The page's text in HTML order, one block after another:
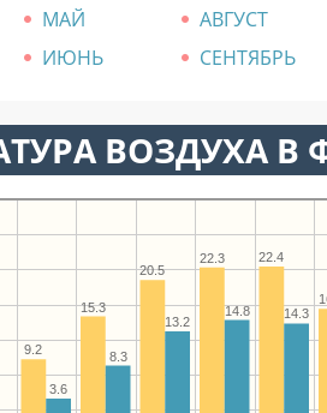
МАЙ
АВГУСТ
ИЮНЬ СЕНТЯБРЬ
ВОЗДУХА В
22.4
22.3
20.5
15.3
9.2
14.3
14.8
13.2
8.3
3.6